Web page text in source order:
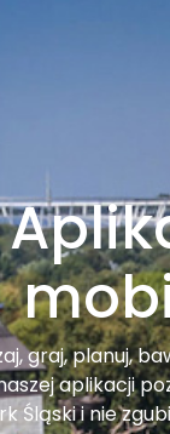
graj, planuj,
aplikacji
Śląski i nie